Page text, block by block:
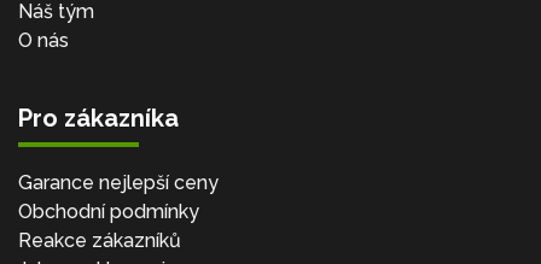
Náš tým
O nás
Pro zákazníka
Garance nejlepší ceny
Obchodní podmínky
Reakce zákazníků